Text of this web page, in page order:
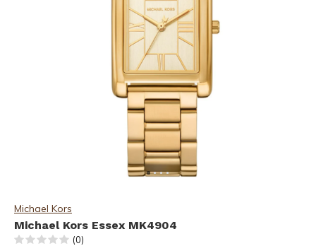
Michael Kors
Michael Kors Essex MK4904
(0)